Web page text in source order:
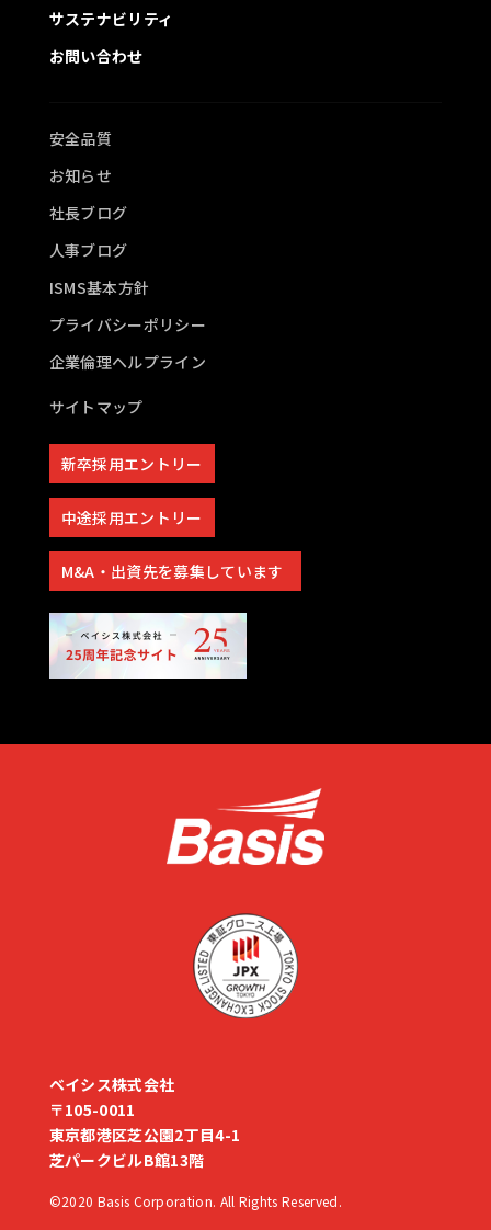
サステナビリティ
お問い合わせ
安全品質
お知らせ
社長ブログ
人事ブログ
ISMS基本方針
プライバシーポリシー
企業倫理ヘルプライン
サイトマップ
新卒採用エントリー
中途採用エントリー
M&A・出資先を募集しています
ベイシス株式会社
〒105-0011
東京都港区芝公園2丁目4-1
芝パークビルB館13階
©2020 Basis Corporation. All Rights Reserved.